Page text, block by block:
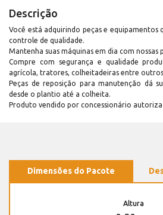
Descrição
Você está adquirindo peças e equipamentos
controle de qualidade.
Mantenha suas máquinas em dia com nossas
Compre com segurança e qualidade
agrícola, tratores, colheitadeiras entre
Peças de reposição para manutenção dá
desde o plantio até a colheita.
Produto vendido por concessionário
Dimensões do Pacote
Altura